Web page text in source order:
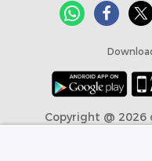
Copyright @